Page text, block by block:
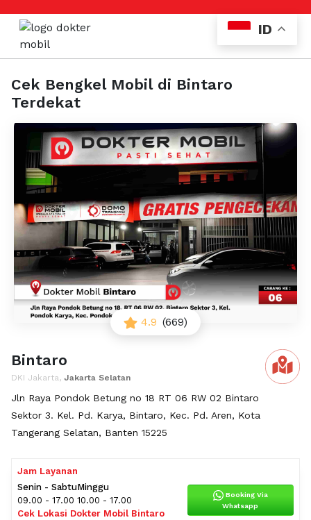
Cek Bengkel Mobil di Bintaro
Terdekat
4.9 (669)
Bintaro
DKI Jakarta, Jakarta Selatan
Jln Raya Pondok Betung no 18 RT 06 RW 02 Bintaro
Sektor 3. Kel. Pd. Karya, Bintaro, Kec. Pd. Aren, Kota
Tangerang Selatan, Banten 15225
Jam Layanan
Senin - Sabtu
09.00 - 17.00
Minggu
10.00 - 17.00
Cek Lokasi Dokter Mobil Bintaro
Booking Via
Whatsapp
ID